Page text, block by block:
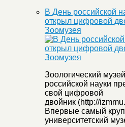
В День российской
открыл цифровой
Зоомузея
Зоологический
российской науки
свой цифровой
двойник (http://
Впервые самый
университетский